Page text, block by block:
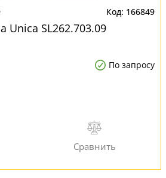
166849
Unica SL262.703.09
По запросу